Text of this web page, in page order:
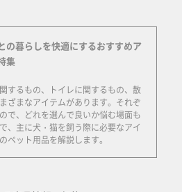
の暮らしを快適にするおすすめア
集
するもの、トイレに関するもの、散
ざまなアイテムがあります。それぞ
で、どれを選んで良いか悩む場面も
、主に犬・猫を飼う際に必要なアイ
ペット用品を解説します。